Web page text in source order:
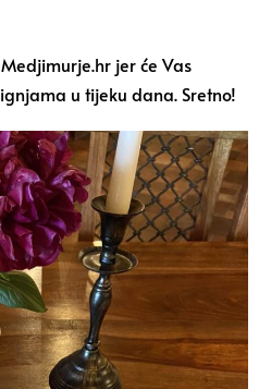
jer će Vas
u tijeku dana. Sretno!